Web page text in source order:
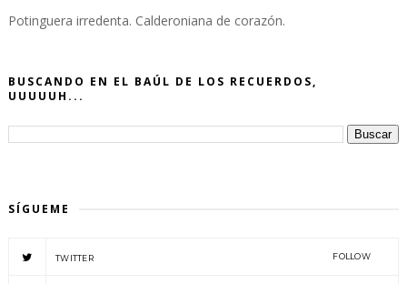
Potinguera irredenta. Calderoniana de corazón.
BUSCANDO EN EL BAÚL DE LOS RECUERDOS,
UUUUUH...
SÍGUEME
TWITTER FOLLOW